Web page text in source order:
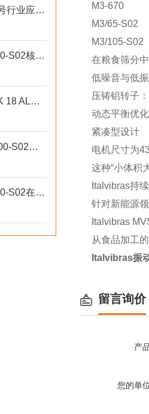
Netter振动器NTS 180 HF型号行业应用介绍
Italvibras振动电机MVSI 3/800-S02核心技术参数
Netter Vibration振动电机NTK 18 AL技术优势
​Italvibras振动电机MVSI15/700-S02参数说明
Italvibras振动电机MVSI 3/300-S02在制药行业的应用
M3-670
M3/65-S02
M3/105-S02
在粮食筛分
低噪音与低
压铸铝转子
动态平衡优
紧凑型设计
电机尺寸为
这种“小体积
Italvibras持
针对新能源
Italvibras
从食品加工
Italvibras振
留言询价
产
您的单